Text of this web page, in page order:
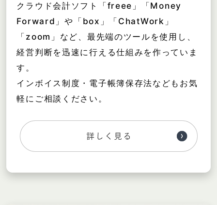
クラウド会計ソフト「freee」「Money
Forward」や「box」「ChatWork」
「zoom」など、最先端のツールを使用し、
経営判断を迅速に行える仕組みを作っていま
す。
インボイス制度・電子帳簿保存法などもお気
軽にご相談ください。